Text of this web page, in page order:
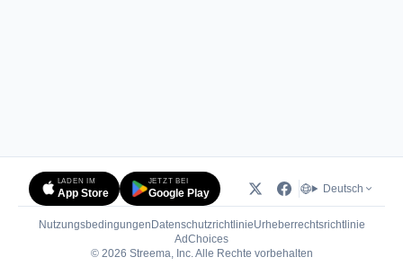
LADEN IM
App Store
JETZT BEI
Google Play Deutsch
Nutzungsbedingungen DatenschutzrichtlinieUrheberrechtsrichtlinie
AdChoices(öffnet in neuem Tab)
© 2026 Streema, Inc. Alle Rechte vorbehalten